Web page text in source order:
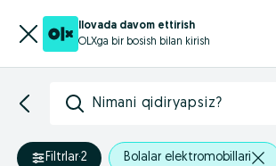
Ilovada davom ettirish
OLXga bir bosish bilan kirish
Nimani qidiryapsiz?
Filtrlar·2 Bolalar elektromobillari